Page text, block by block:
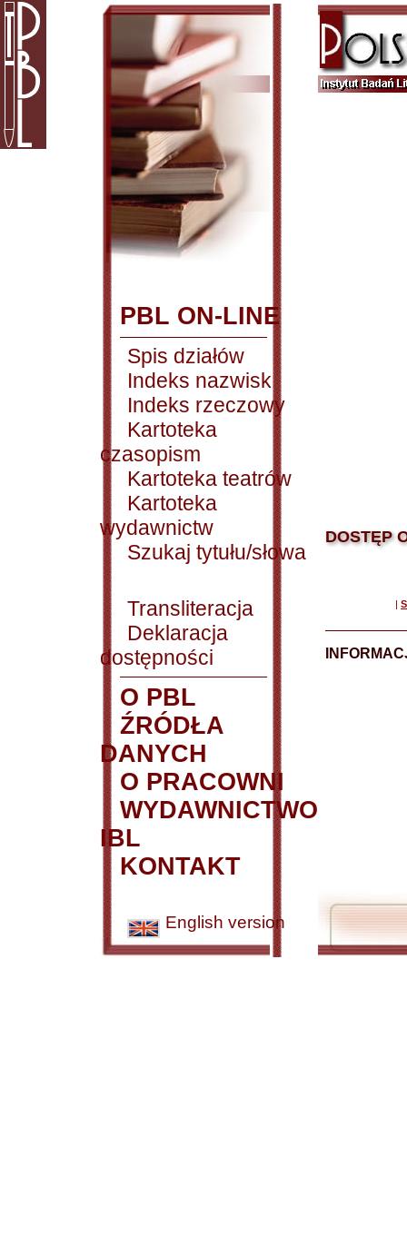
PBL ON-LINE
Spis działów
Indeks nazwisk
Indeks rzeczowy
Kartoteka
czasopism
Kartoteka teatrów
Kartoteka
wydawnictw
Szukaj tytułu/słowa
Transliteracja
Deklaracja
dostępności
O PBL
ŹRÓDŁA
DANYCH
O PRACOWNI
WYDAWNICTWO
IBL
KONTAKT
English version
DOSTĘP
|